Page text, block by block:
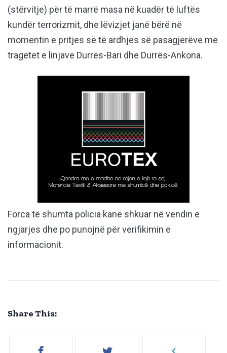
(stërvitje) për të marrë masa në kuadër të luftës
kundër terrorizmit, dhe lëvizjet janë bërë në
momentin e pritjes së të ardhjes së pasagjerëve me
tragetet e linjave Durrës-Bari dhe Durrës-Ankona.
Forca të shumta policia kanë shkuar në vendin e
ngjarjes dhe po punojnë për verifikimin e
informacionit.
Share This: